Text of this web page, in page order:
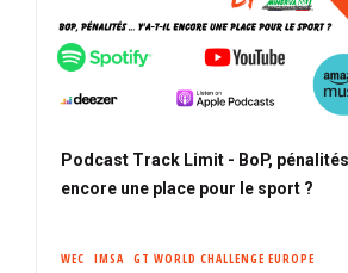
Podcast Track Limit - BoP,
encore une place pour le sport ?
WEC IMSA GT WORLD CHALLENGE EUROPE